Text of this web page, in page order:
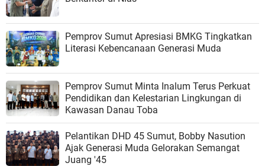
Pemprov Sumut Apresiasi BMKG Tingkatkan
Literasi Kebencanaan Generasi Muda
Pemprov Sumut Minta Inalum Terus Perkuat
Pendidikan dan Kelestarian Lingkungan di
Kawasan Danau Toba
Pelantikan DHD 45 Sumut, Bobby Nasution
Ajak Generasi Muda Gelorakan Semangat
Juang '45